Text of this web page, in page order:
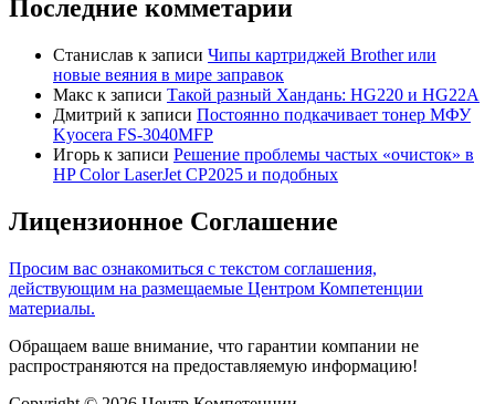
Последние комметарии
Станислав к записи Чипы картриджей Brother или
новые веяния в мире заправок
Макс к записи Такой разный Хандань: HG220 и HG22A
Дмитрий к записи Постоянно подкачивает тонер МФУ
Kyocera FS-3040MFP
Игорь к записи Решение проблемы частых «очисток» в
HP Color LaserJet CP2025 и подобных
Лицензионное Соглашение
Просим вас ознакомиться с текстом соглашения,
действующим на размещаемые Центром Компетенции
материалы.
Обращаем ваше внимание, что гарантии компании не
распространяются на предоставляемую информацию!